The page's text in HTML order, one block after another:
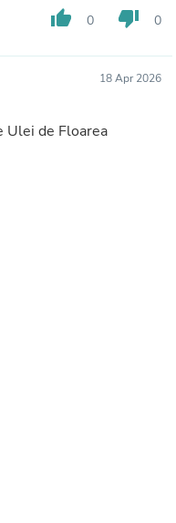
thumb_up 0 thumb_down 0
18 Apr 2026
Ulei de Floarea